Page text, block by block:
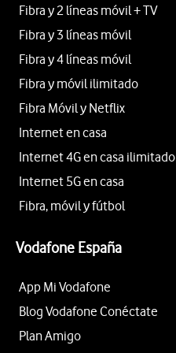
Fibra y 2 líneas móvil + TV
Fibra y 3 líneas móvil
Fibra y 4 líneas móvil
Fibra y móvil ilimitado
Fibra Móvil y Netflix
Internet en casa
Internet 4G en casa ilimitado
Internet 5G en casa
Fibra, móvil y fútbol
Vodafone España
App Mi Vodafone
Blog Vodafone Conéctate
Plan Amigo